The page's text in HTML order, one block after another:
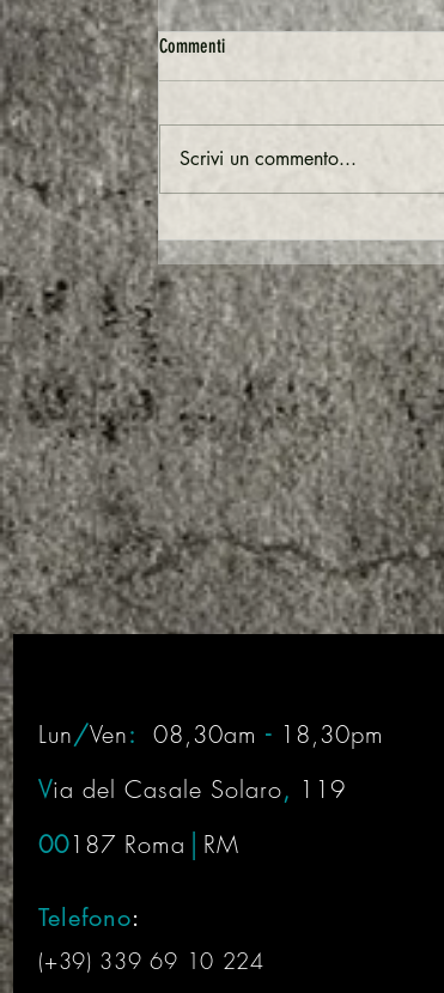
ritorno del Nokia 3210 e il potere della
nostalgia
Commenti
Scrivi un commento...
Lun/Ven: 08,30am- 18,30pm
Via del Casale Solaro, 119
00187 Roma RM
Telefono:
(+39) 339 69 10 224